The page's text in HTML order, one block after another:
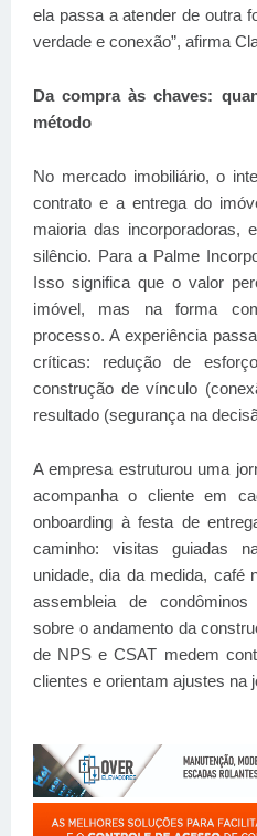
ela passa a atender de outra
verdade e conexão”, afirma
Da compra às chaves:
método
No mercado imobiliário, o
contrato e a entrega do
maioria das incorporadoras,
silêncio. Para a Palme
Isso significa que o valor
imóvel, mas na forma
processo. A experiência
críticas: redução de
construção de vínculo
resultado (segurança na
A empresa estruturou uma
acompanha o cliente em
onboarding à festa de
caminho: visitas guiadas
unidade, dia da medida, café
assembleia de
sobre o andamento da
de NPS e CSAT medem
clientes e orientam ajustes na